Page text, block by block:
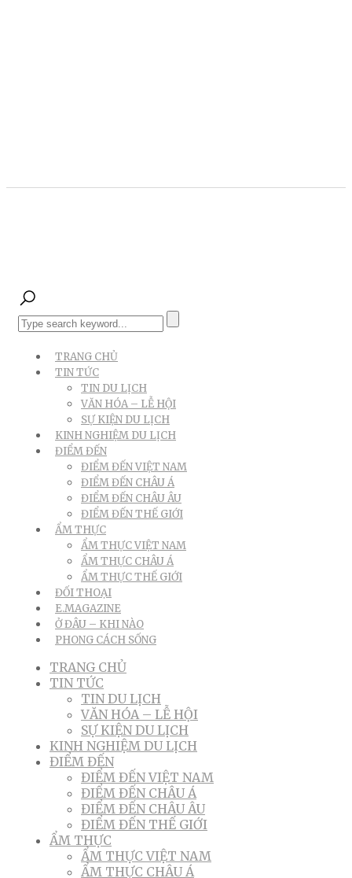
TRANG CHỦ
TIN TỨC
TIN DU LỊCH
VĂN HÓA – LỄ HỘI
SỰ KIỆN DU LỊCH
KINH NGHIỆM DU LỊCH
ĐIỂM ĐẾN
ĐIỂM ĐẾN VIỆT NAM
ĐIỂM ĐẾN CHÂU Á
ĐIỂM ĐẾN CHÂU ÂU
ĐIỂM ĐẾN THẾ GIỚI
ẨM THỰC
ẨM THỰC VIỆT NAM
ẨM THỰC CHÂU Á
ẨM THỰC THẾ GIỚI
ĐỐI THOẠI
E.MAGAZINE
Ở ĐÂU – KHI NÀO
PHONG CÁCH SỐNG
TRANG CHỦ
TIN TỨC
TIN DU LỊCH
VĂN HÓA – LỄ HỘI
SỰ KIỆN DU LỊCH
KINH NGHIỆM DU LỊCH
ĐIỂM ĐẾN
ĐIỂM ĐẾN VIỆT NAM
ĐIỂM ĐẾN CHÂU Á
ĐIỂM ĐẾN CHÂU ÂU
ĐIỂM ĐẾN THẾ GIỚI
ẨM THỰC
ẨM THỰC VIỆT NAM
ẨM THỰC CHÂU Á